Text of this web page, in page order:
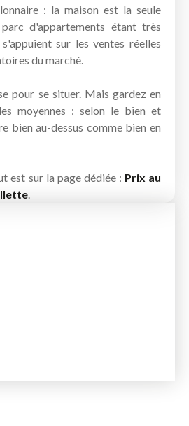
: la maison est la seule
d'appartements étant très
sur les ventes réelles
du marché.
pour se situer. Mais gardez en
moyennes : selon le bien et
bien au-dessus comme bien en
est sur la page dédiée : Prix au
.